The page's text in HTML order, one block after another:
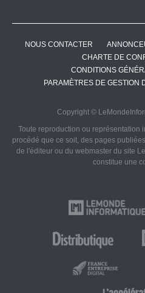
NOUS CONTACTER
CHARTE DE
CONDITIONS
PARAMÈTRES DE GESTION
Copyright ©
Toute reproduction ou représentation
procédé que ce soit, des pages
de l'éditeur ou du webmaster du site
constitue une